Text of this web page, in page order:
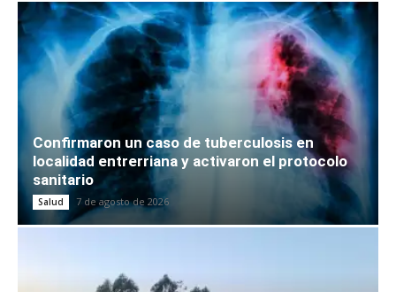
Confirmaron un caso de tuberculosis en
localidad entrerriana y activaron el protocolo
sanitario
Salud 7 de agosto de 2026